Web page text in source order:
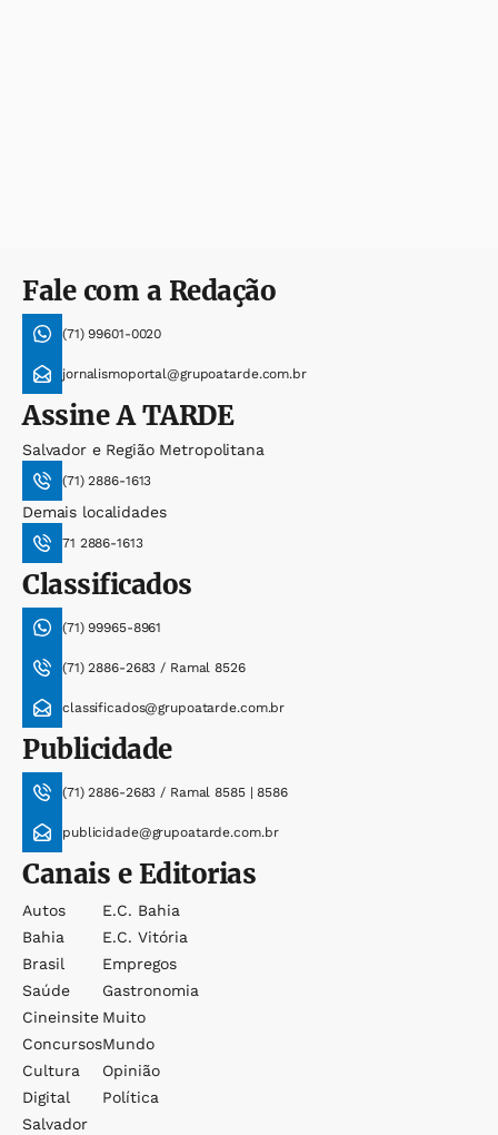
Fale com a Redação
(71) 99601-0020
jornalismoportal@grupoatarde.com.br
AssineA TARDE
Salvador e Região Metropolitana
(71) 2886-1613
Demais localidades
71 2886-1613
Classificados
(71) 99965-8961
(71) 2886-2683 / Ramal 8526
classificados@grupoatarde.com.br
Publicidade
(71) 2886-2683 / Ramal 8585 | 8586
publicidade@grupoatarde.com.br
Canais e Editorias
Autos
Bahia
Brasil
Saúde
Cineinsite
Concursos
Cultura
Digital
Salvador
E.c. Bahia
E.c. Vitória
Empregos
Gastronomia
Muito
Mundo
Opinião
Política